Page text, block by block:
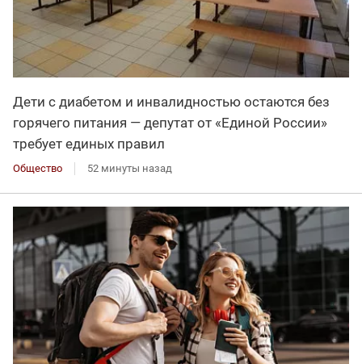
Дети с диабетом и инвалидностью остаются без
горячего питания — депутат от «Единой России»
требует единых правил
Общество 52 минуты назад